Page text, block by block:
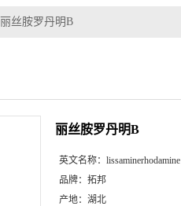
丽丝胺罗丹明B
丽丝胺罗丹明B
英文名称： lissaminerhodamine
品牌： 拓邦
产地： 湖北